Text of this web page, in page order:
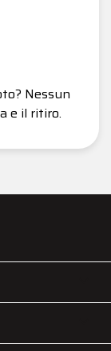
Nessun
e il ritiro.